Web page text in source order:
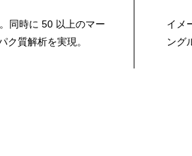
同時に 50 以上のマー
ク質解析を実現。
イメ
ング